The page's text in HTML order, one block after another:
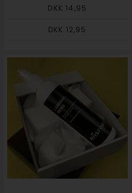
DKK 14,95
DKK 12,95